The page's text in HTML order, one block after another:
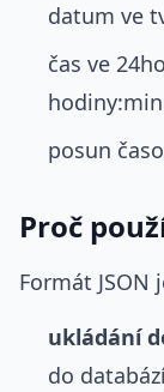
datum ve
čas ve
posun
Proč
Formát JSON
ukládání
do